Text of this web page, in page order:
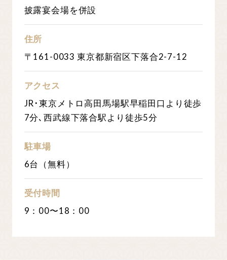
披露宴会場を併設
住所
〒161-0033 東京都新宿区下落合2-7-12
アクセス
JR･東京メトロ高田馬場駅早稲田口より徒歩
7分､西武線下落合駅より徒歩5分
駐車場
6台（無料）
受付時間
9：00〜18：00